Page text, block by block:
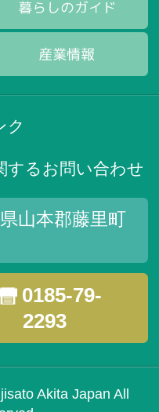
ク
するお問い合わせ
山本郡藤里町
0185-79-
2293
Akita Japan All